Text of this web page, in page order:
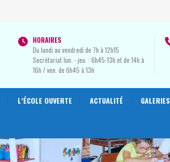
HORAIRES
Du lundi au vendredi de 7h à 12h15
Secrétariat lun. - jeu. : 6h45-13h et de 14h à
16h / ven. de 6h45 à 13h
L’ÉCOLE OUVERTE ACTUALITÉ GALERIES